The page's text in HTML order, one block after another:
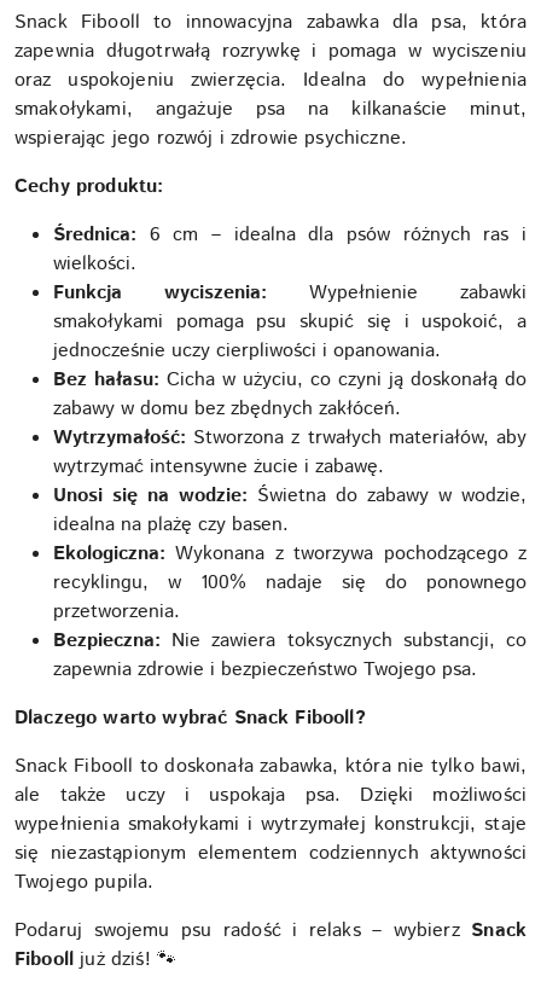
Snack Fibooll to innowacyjna zabawka dla psa, która
zapewnia długotrwałą rozrywkę i pomaga w wyciszeniu
oraz uspokojeniu zwierzęcia. Idealna do wypełnienia
smakołykami, angażuje psa na kilkanaście minut,
wspierając jego rozwój i zdrowie psychiczne.
Cechy produktu:
Średnica: 6 cm – idealna dla psów różnych ras i
wielkości.
Funkcja wyciszenia: Wypełnienie zabawki
smakołykami pomaga psu skupić się i uspokoić, a
jednocześnie uczy cierpliwości i opanowania.
Bez hałasu: Cicha w użyciu, co czyni ją doskonałą do
zabawy w domu bez zbędnych zakłóceń.
Wytrzymałość: Stworzona z trwałych materiałów, aby
wytrzymać intensywne żucie i zabawę.
Unosi się na wodzie: Świetna do zabawy w wodzie,
idealna na plażę czy basen.
Ekologiczna: Wykonana z tworzywa pochodzącego z
recyklingu, w 100% nadaje się do ponownego
przetworzenia.
Bezpieczna: Nie zawiera toksycznych substancji, co
zapewnia zdrowie i bezpieczeństwo Twojego psa.
Dlaczego warto wybrać Snack Fibooll?
Snack Fibooll to doskonała zabawka, która nie tylko bawi,
ale także uczy i uspokaja psa. Dzięki możliwości
wypełnienia smakołykami i wytrzymałej konstrukcji, staje
się niezastąpionym elementem codziennych aktywności
Twojego pupila.
Podaruj swojemu psu radość i relaks – wybierz Snack
Fibooll już dziś! 🐾